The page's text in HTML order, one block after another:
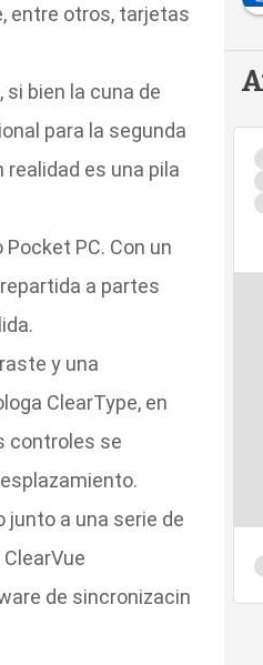
entre otros, tarjetas
bien la cuna de
para la segunda
realidad es una pila
PC. Con un
a partes
y una
ClearType, en
controles se
a una serie de
de sincronizacin